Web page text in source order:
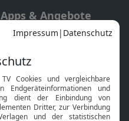
Apps & Angebote
Mobile App
Smart TV
HbbTV
Bibelthek Online-Bibel